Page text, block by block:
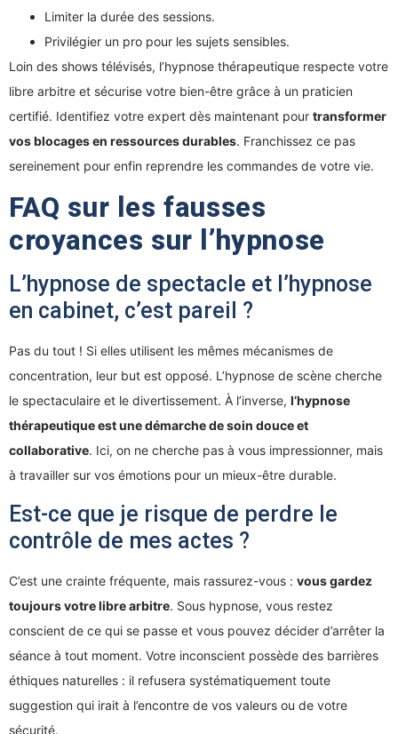
Limiter la durée des sessions.
Privilégier un pro pour les sujets sensibles.
Loin des shows télévisés, l’hypnose thérapeutique respecte votre
libre arbitre et sécurise votre bien-être grâce à un praticien
certifié. Identifiez votre expert dès maintenant pour transformer
vos blocages en ressources durables. Franchissez ce pas
sereinement pour enfin reprendre les commandes de votre vie.
FAQ sur les fausses
croyances sur l’hypnose
L’hypnose de spectacle et l’hypnose
en cabinet, c’est pareil ?
Pas du tout ! Si elles utilisent les mêmes mécanismes de
concentration, leur but est opposé. L’hypnose de scène cherche
le spectaculaire et le divertissement. À l’inverse, l’hypnose
thérapeutique est une démarche de soin douce et
collaborative. Ici, on ne cherche pas à vous impressionner, mais
à travailler sur vos émotions pour un mieux-être durable.
Est-ce que je risque de perdre le
contrôle de mes actes ?
C’est une crainte fréquente, mais rassurez-vous : vous gardez
toujours votre libre arbitre. Sous hypnose, vous restez
conscient de ce qui se passe et vous pouvez décider d’arrêter la
séance à tout moment. Votre inconscient possède des barrières
éthiques naturelles : il refusera systématiquement toute
suggestion qui irait à l’encontre de vos valeurs ou de votre
sécurité.